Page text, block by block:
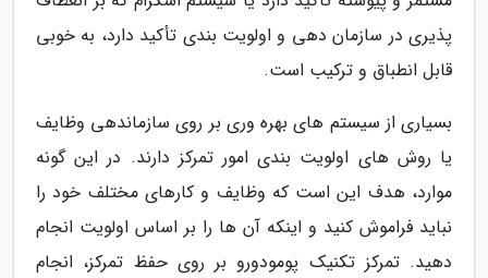
پذیری در سازمان دهی و اولویت بندی تأکید دارد، به خوبی
قابل انطباق و ترکیب است.
بسیاری از سیستم های بهره وری بر روی سازماندهی وظایف
یا روش های اولویت بندی امور تمرکز دارند. در این گونه
موارد، هدف این است که وظایف و کارهای مختلف خود را
نباید فراموش کنید و اینکه آن ها را بر اساس اولویت انجام
دهید. تمرکز تکنیک پومودورو بر روی حفظ تمرکز، انجام